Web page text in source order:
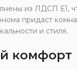
из ЛДСП Е1,
придаст
и стиля.
комфорт